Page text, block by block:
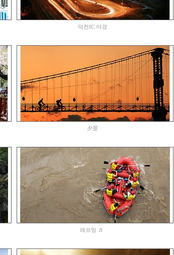
덕천IC 야경
夕景
래프팅 ♬